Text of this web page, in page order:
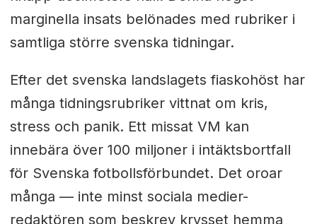
marginella insats belönades med rubriker i
samtliga större svenska tidningar.
Efter det svenska landslagets fiaskohöst har
många tidningsrubriker vittnat om kris,
stress och panik. Ett missat VM kan
innebära över 100 miljoner i intäktsbortfall
för Svenska fotbollsförbundet. Det oroar
många — inte minst sociala medier-
redaktören som beskrev krysset hemma